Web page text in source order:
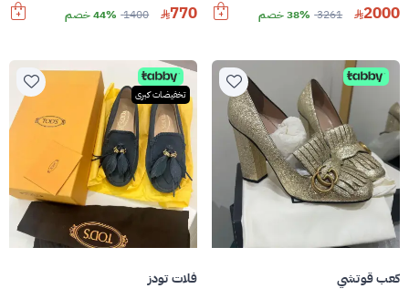
2000
3261 38% خصم 770
1400 44% خصم
كعب قوتشي
تخفيضات كبرى
فلات تودز